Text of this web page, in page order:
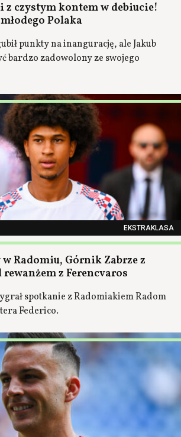
z czystym kontem w debiucie!
Polaka
punkty na inangurację, ale Jakub
bardzo zadowolony ze swojego
EKSTRAKLASA
Radomiu, Górnik Zabrze z
z Ferencvaros
spotkanie z Radomiakiem Radom
Federico.